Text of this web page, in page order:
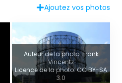
Ajoutez vos photos
Auteur de la photo: Frank
Vincentz
Licence de la photo: CC BY-SA
3.0